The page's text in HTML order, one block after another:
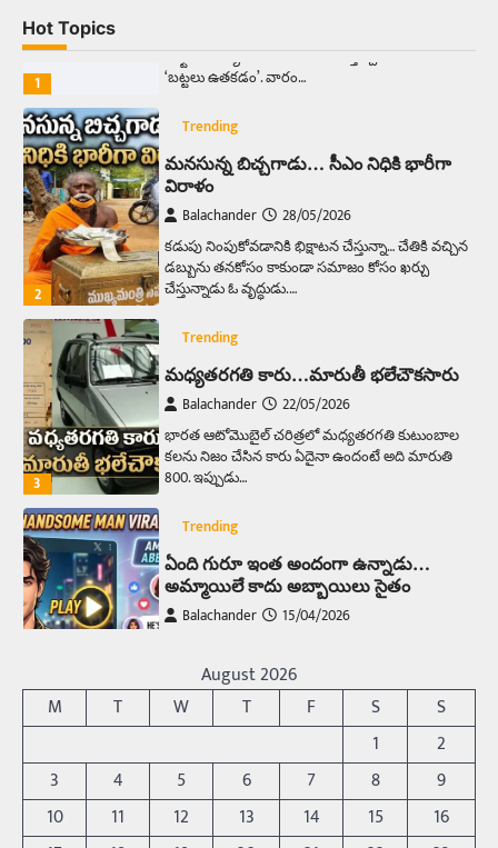
Hot Topics
‘బట్టలు ఉతకడం’. వారం…
2
విరాళం
Balachander
కడుపు నింపుకోవడానికి భిక్షాటన చేస్తున్నా… చేతికి వచ్చిన
డబ్బును తనకోసం కాకుండా సమాజం కోసం ఖర్చు
చేస్తున్నాడు ఓ వృద్ధుడు.…
3
Balachander 22/05/2026
భారత ఆటోమొబైల్ చరిత్రలో మధ్యతరగతి కుటుంబాల
కలను నిజం చేసిన కారు ఏదైనా ఉందంటే అది మారుతి
800. ఇప్పుడు…
అమ్మాయిలే కాదు అబ్బాయిలు సైతం
Balachander 15/04/2026
అందమైన అమ్మాయిని పుత్తడి బొమ్మఅని లేదా బాపూ
అందంగా ఉంటారనే నానుడి…
Trending
రోడ్డుపై ఏరులై పారిన బీర్లు… ఘాటుతో
మండుతున్న నోర్లు
Balachander 15/04/2026
ఉత్తర ప్రదేశ్‌లోని ఝాన్సీ జిల్లాలో ఒక వింతైన రోడ్డు
August 2026
M
T W T F S
S
1
2
3
4 5 6 7 8
9
10
11 12 13 14 15
16